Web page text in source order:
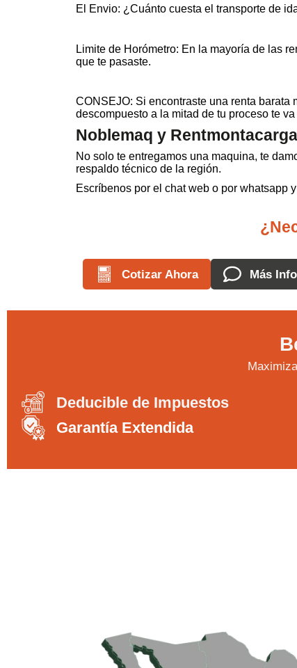
El Envio: ¿Cuánto cuesta el transporte de
Limite de Horómetro: En la mayoría de las
que te pasaste.
CONSEJO: Si encontraste una renta
descompuesto a la mitad de tu proceso te
Noblemaq y
No solo te entregamos una maquina, te
respaldo técnico de la región.
Escríbenos por el chat web o por whatsapp
Cotizar Ahora Más
Deducible de Impuestos
Garantía Extendida​